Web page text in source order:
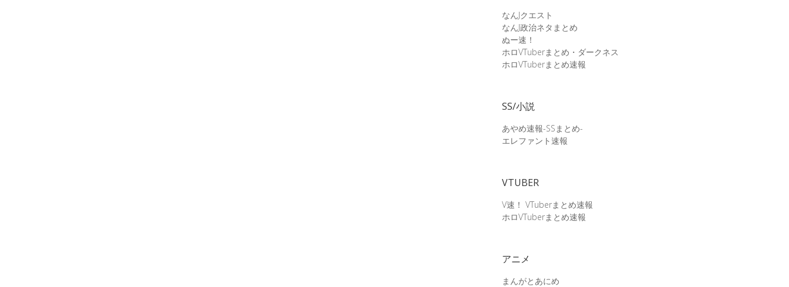
なんJクエスト
なんJ政治ネタまとめ
ぬー速！
ホロVTuberまとめ・ダークネス
ホロVTuberまとめ速報
SS/小説
あやめ速報-SSまとめ-
エレファント速報
VTUBER
V速！ VTuberまとめ速報
ホロVTuberまとめ速報
アニメ
まんがとあにめ